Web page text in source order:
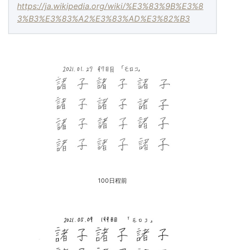
https://ja.wikipedia.org/wiki/%E3%83%9B%E3%8
3%B3%E3%83%A2%E3%83%AD%E3%82%B3
100日程前